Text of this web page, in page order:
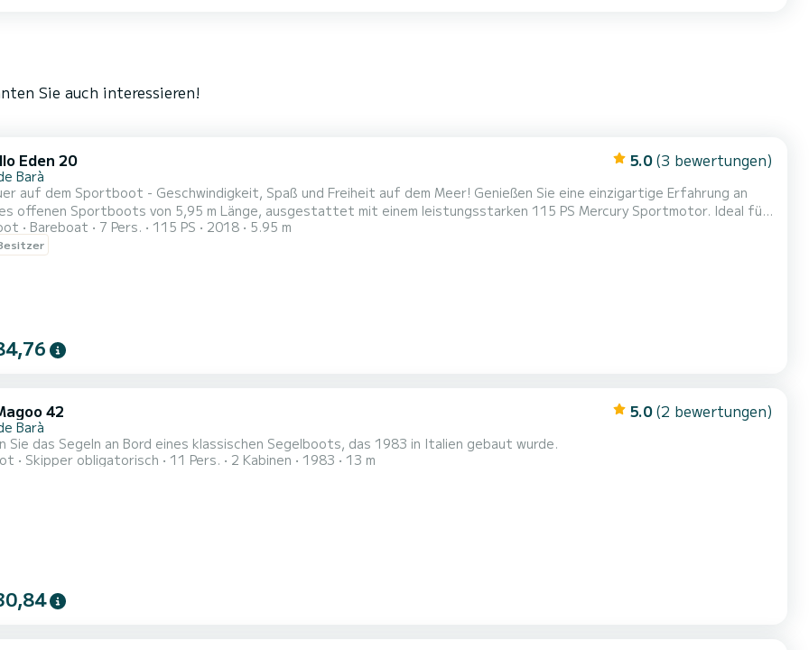
Sie auch interessieren!
Eden 20 5.0 (3 bewertungen)
Barà
auf dem Sportboot - Geschwindigkeit, Spaß und Freiheit auf dem Meer! Genießen Sie eine einzigartige Erfahrung an
offenen Sportboots von 5,95 m Länge, ausgestattet mit einem leistungsstarken 115 PS Mercury Sportmotor. Ideal für
die Emotionen, Komfort und Freiheit auf dem Wasser suchen. Verfügbarkeiten und Preise: Halbtagesausflug (10h00 -
€ | Ganztagesausflug (10h00 - 17h00): 495 € (Fragen Sie nach Verfügbarkeit für andere Zeiten). Navigationslizenz
Bareboat 7 Pers. 115 PS 2018 5.95 m
42 5.0 (2 bewertungen)
Barà
Sie das Segeln an Bord eines klassischen Segelboots, das 1983 in Italien gebaut wurde.
Skipper obligatorisch 11 Pers. 2 Kabinen 1983 13 m